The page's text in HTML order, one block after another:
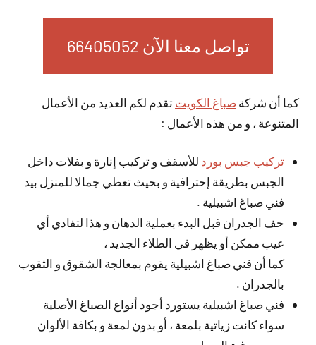
تواصل معنا الآن 66405052
كما أن شركة صباغ الكويت تقدم لكم العديد من الأعمال
المتنوعة ، و من هذه الأعمال :
تركيب جبس بورد للأسقف و تركيب إنارة و بفلات داخل
الجبس بطريقة إحترافية و بحيث تعطي جمالا للمنزل بيد
فني صباغ اشبيلية .
حف الجدران قبل البدء بعملية الدهان و هذا لتفادي أي
عيب ممكن أو يظهر في الطلاء الجديد ،
كما أن فني صباغ اشبيلية يقوم بمعالجة الشقوق و الثقوب
بالجدران .
فني صباغ اشبيلية يستورد أجود أنواع الصباغ الأصلية
سواء كانت زياتية بلمعة ، أو بدون لمعة و بكافة الألوان